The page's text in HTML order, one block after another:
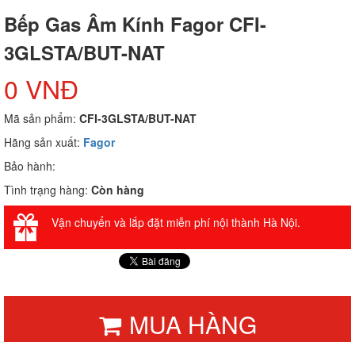
Bếp Gas Âm Kính Fagor CFI-
3GLSTA/BUT-NAT
0 VNĐ
Mã sản phẩm: CFI-3GLSTA/BUT-NAT
Hãng sản xuất: Fagor
Bảo hành:
Tình trạng hàng: Còn hàng
Vận chuyển và lắp đặt miễn phí nội thành Hà Nội.
MUA HÀNG